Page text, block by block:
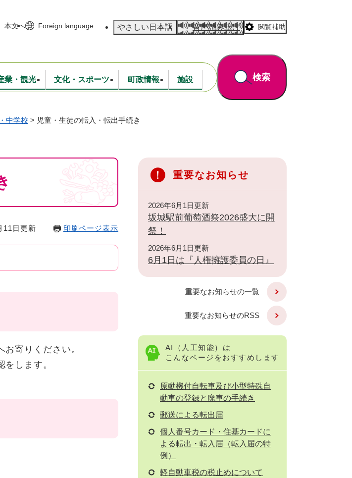
本文へ Foreign language やさしい日本語 音声読み上げ 閲覧補助
生活環境
業・観光
観光・特産
文化・スポーツ 町政情報
広報・広聴
施設 検索
中学校 > 児童・生徒の転入・転出手続き
11日更新 印刷ページ表示
寄りください。
します。
重要なお知らせ
2026年6月1日更新
坂城駅前葡萄酒祭2026盛大に開
祭！
2026年6月1日更新
6月1日は『人権擁護委員の日』
重要なお知らせの一覧
重要なお知らせのRSS
AI（人工知能）は
こんなページをおすすめします
原動機付自転車及び小型特殊自
動車の登録と廃車の手続き
郵送による転出届
個人番号カード・住基カードに
よる転出・転入届（転入届の特
例）
軽自動車税の税止めについて